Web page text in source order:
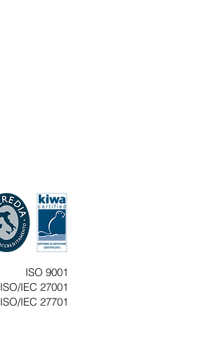
ISO 9001
ISO/IEC 27001
ISO/IEC 27701